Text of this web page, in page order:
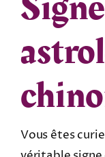
Vous êtes